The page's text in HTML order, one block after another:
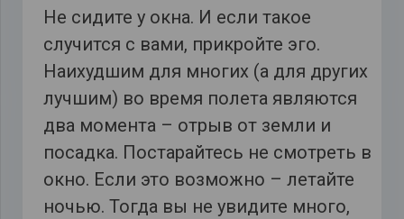
Не сидите у окна. И если такое
случится с вами, прикройте эго.
Наихудшим для многих (а для других
лучшим) во время полета являются
два момента – отрыв от земли и
посадка. Постарайтесь не смотреть в
окно. Если это возможно – летайте
ночью. Тогда вы не увидите много,